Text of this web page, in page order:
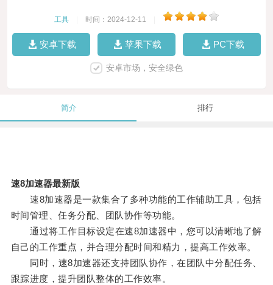
工具 时间：2024-12-11
安卓下载 苹果下载 PC下载
安卓市场，安全绿色
简介 排行
速8加速器最新版
速8加速器是一款集合了多种功能的工作辅助工具，包括
时间管理、任务分配、团队协作等功能。
通过将工作目标设定在速8加速器中，您可以清晰地了解
自己的工作重点，并合理分配时间和精力，提高工作效率。
同时，速8加速器还支持团队协作，在团队中分配任务、
跟踪进度，提升团队整体的工作效率。